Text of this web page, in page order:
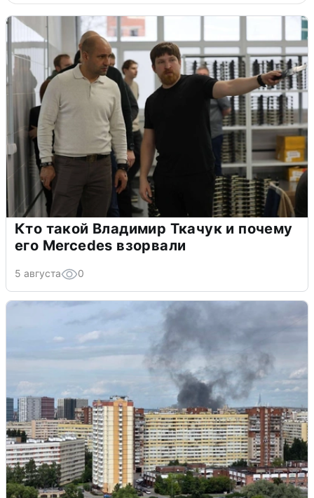
Кто такой Владимир Ткачук и почему
его Mercedes взорвали
5 августа 0